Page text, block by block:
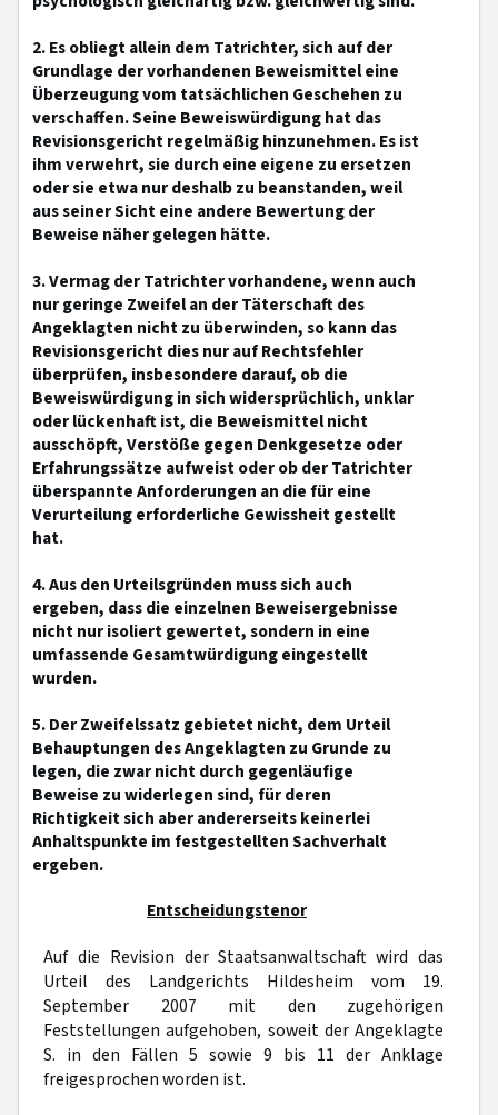
2. Es obliegt allein dem Tatrichter, sich auf der
Grundlage der vorhandenen Beweismittel eine
Überzeugung vom tatsächlichen Geschehen zu
verschaffen. Seine Beweiswürdigung hat das
Revisionsgericht regelmäßig hinzunehmen. Es ist
ihm verwehrt, sie durch eine eigene zu ersetzen
oder sie etwa nur deshalb zu beanstanden, weil
aus seiner Sicht eine andere Bewertung der
Beweise näher gelegen hätte.
3. Vermag der Tatrichter vorhandene, wenn auch
nur geringe Zweifel an der Täterschaft des
Angeklagten nicht zu überwinden, so kann das
Revisionsgericht dies nur auf Rechtsfehler
überprüfen, insbesondere darauf, ob die
Beweiswürdigung in sich widersprüchlich, unklar
oder lückenhaft ist, die Beweismittel nicht
ausschöpft, Verstöße gegen Denkgesetze oder
Erfahrungssätze aufweist oder ob der Tatrichter
überspannte Anforderungen an die für eine
Verurteilung erforderliche Gewissheit gestellt
hat.
4. Aus den Urteilsgründen muss sich auch
ergeben, dass die einzelnen Beweisergebnisse
nicht nur isoliert gewertet, sondern in eine
umfassende Gesamtwürdigung eingestellt
wurden.
5. Der Zweifelssatz gebietet nicht, dem Urteil
Behauptungen des Angeklagten zu Grunde zu
legen, die zwar nicht durch gegenläufige
Beweise zu widerlegen sind, für deren
Richtigkeit sich aber andererseits keinerlei
Anhaltspunkte im festgestellten Sachverhalt
ergeben.
Entscheidungstenor
Auf die Revision der Staatsanwaltschaft wird das
Urteil des Landgerichts Hildesheim vom 19.
September 2007 mit den zugehörigen
Feststellungen aufgehoben, soweit der Angeklagte
S. in den Fällen 5 sowie 9 bis 11 der Anklage
freigesprochen worden ist.